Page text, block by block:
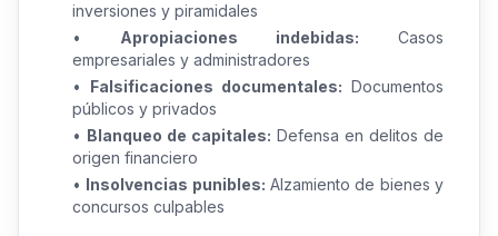
inversiones y piramidales
• Apropiaciones indebidas: Casos
empresariales y administradores
• Falsificaciones documentales: Documentos
públicos y privados
• Blanqueo de capitales: Defensa en delitos de
origen financiero
• Insolvencias punibles: Alzamiento de bienes y
concursos culpables